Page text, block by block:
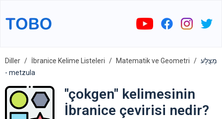
Diller İbranice Kelime Listeleri Matematik ve Geometri
מְצֻלָּע
- metzula
"çokgen" kelimesinin
İbranice çevirisi nedir?